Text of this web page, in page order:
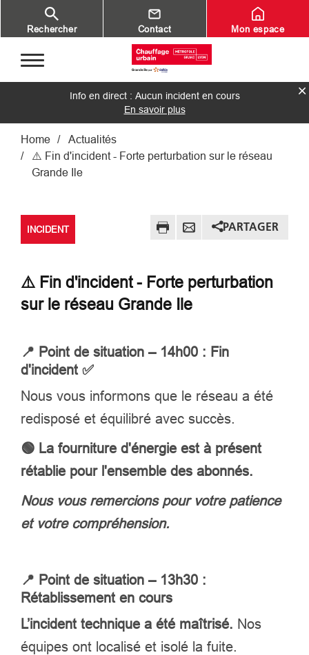
Aller au contenu principal
Rechercher Contact Mon espace
Info en direct : Aucun incident en cours
En savoir plus
Fil d'Ariane
Home
Actualités
⚠️ Fin d'incident - Forte perturbation sur le réseau
Grande Ile
INCIDENT PARTAGER
⚠️ Fin d'incident - Forte perturbation
sur le réseau Grande Ile
📍 Point de situation – 14h00 : Fin
d'incident ✅
Nous vous informons que le réseau a été
redisposé et équilibré avec succès.
🟢 La fourniture d'énergie est à présent
rétablie pour l'ensemble des abonnés.
Nous vous remercions pour votre patience
et votre compréhension.
📍 Point de situation – 13h30 :
Rétablissement en cours
L’incident technique a été maîtrisé. Nos
équipes ont localisé et isolé la fuite.